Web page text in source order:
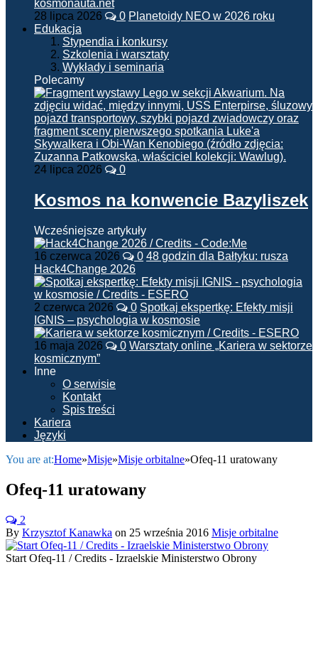
28 lipca 2026 0 Planetoidy NEO w 2026 roku
Edukacja
Stypendia i konkursy
Szkolenia i warsztaty
Wykłady i seminaria
Polecamy
24 lipca 2026 0
Kosmos na konwencie Bazyliszek
Wcześniejsze artykuły
16 czerwca 2026 0 48 godzin dla Bałtyku: rusza
Hack4Change 2026
2 czerwca 2026 0 Spotkaj ekspertkę: Efekty misji
IGNIS – psychologia w kosmosie
16 maja 2026 0 Warsztaty online „Kariera w sektorze
kosmicznym”
Inne
O serwisie
Kontakt
Spis treści
Kariera
Języki
You are at:Home»Misje»Misje orbitalne»Ofeq-11 uratowany
Ofeq-11 uratowany
2
By Krzysztof Kanawka on 25 września 2016 Misje orbitalne
Start Ofeq-11 / Credits - Izraelskie Ministerstwo Obrony